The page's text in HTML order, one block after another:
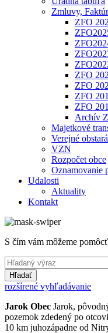
Zmluvy,
ZFO
ZFO
ZFO
ZFO
ZFO
Archív
Majetkové
Verejné
VZN
Rozpočet obce
Oznamovanie
Udalosti
Aktuality
Kontakt
S čím vám môžeme
Hľadať
rozšírené vyhľadávanie
Jarok Obec Jarok,
pozemok zdedený po
10 km juhozápadne od